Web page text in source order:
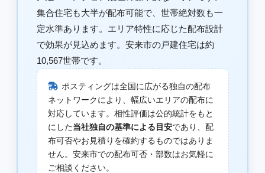
集合住宅も大半が配布可能で、世帯絶対数も一
定水準あります。エリア特性に応じた配布設計
で効果が見込めます。安来市の戸建住宅は約
10,567世帯です。
ポスティングは全国に広がる独自の配布
ネットワークにより、幅広いエリアの配布に
対応しています。相性評価は公的統計をもと
にした当社独自の基準による目安であり、配
布可否やお見積りを確約するものではありま
せん。安来市での配布可否・部数はお気軽に
ご相談ください。